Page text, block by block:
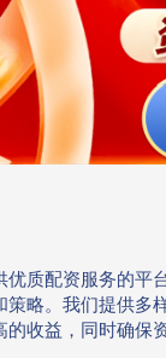
优质配资服务的
略。我们提供
收益，同时确